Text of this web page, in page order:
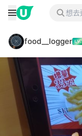
food__logger